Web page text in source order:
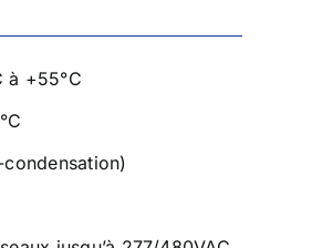
à +55°C